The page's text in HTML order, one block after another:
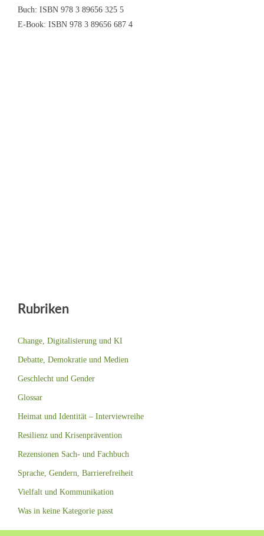
Buch: ISBN 978 3 89656 325 5
E-Book: ISBN 978 3 89656 687 4
Rubriken
Change, Digitalisierung und KI
Debatte, Demokratie und Medien
Geschlecht und Gender
Glossar
Heimat und Identität – Interviewreihe
Resilienz und Krisenprävention
Rezensionen Sach- und Fachbuch
Sprache, Gendern, Barrierefreiheit
Vielfalt und Kommunikation
Was in keine Kategorie passt